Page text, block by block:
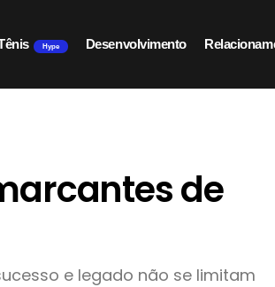
Hype Desenvolvimento
de
e legado não se limitam